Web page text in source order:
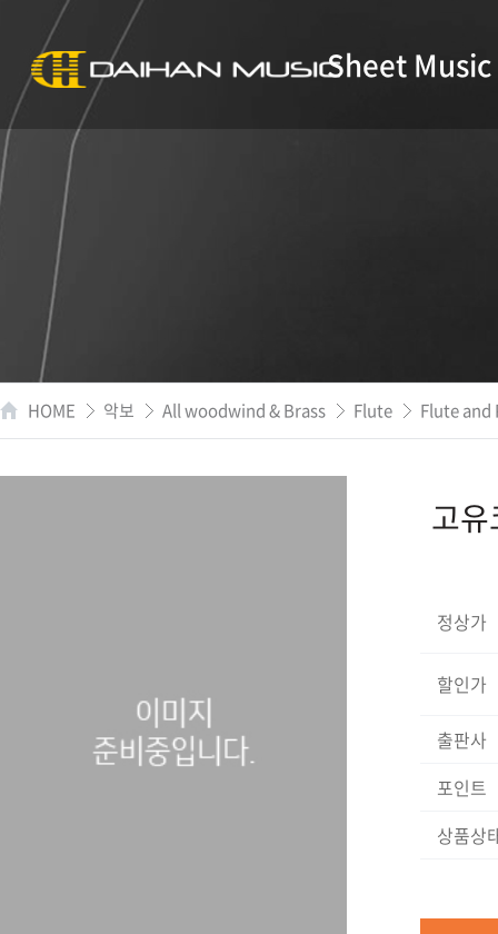
Sheet Music
HOME 악보 All woodwind & Brass Flute Flute and
고
정상가
할인가
출판사
포인트
상품상